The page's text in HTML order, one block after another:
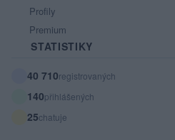
Profily
Premium
STATISTIKY
40 710registrovaných
140přihlášených
25chatuje